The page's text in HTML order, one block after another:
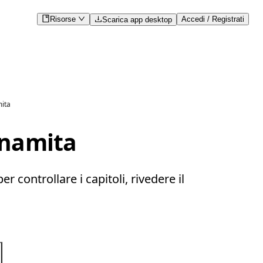
Risorse Scarica app desktop Accedi / Registrati
controllare i capitoli, rivedere il